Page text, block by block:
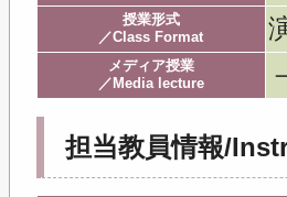
授業形式
／Class Format
メディア授業
／Media lecture
－
担当教員情報/